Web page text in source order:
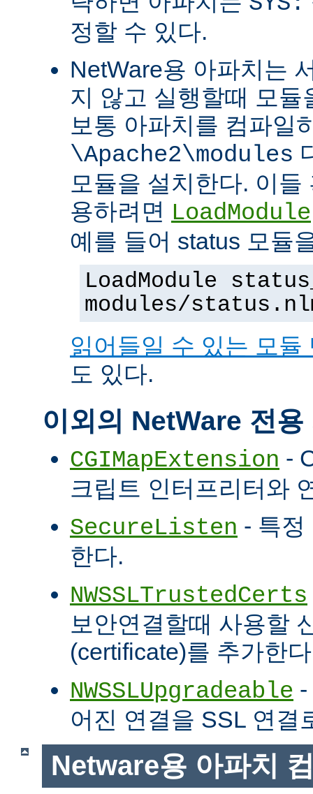
정할 수 있다.
NetWare용 아파치는
지 않고 실행할때 모듈
보통 아파치를 컴파일
\Apache2\modules
모듈을 설치한다. 이
용하려면 LoadModule
예를 들어 status 모듈
LoadModule
modules/
읽어들일 수 있는 모듈
도 있다.
이외의 NetWare 전
CGIMapExtension -
크립트 인터프리터와
SecureListen - 특정
한다.
NWSSLTrustedCerts
보안연결할때 사용할
(certificate)를 추가한
NWSSLUpgradeable
어진 연결을 SSL 연결
Netware용 아파치